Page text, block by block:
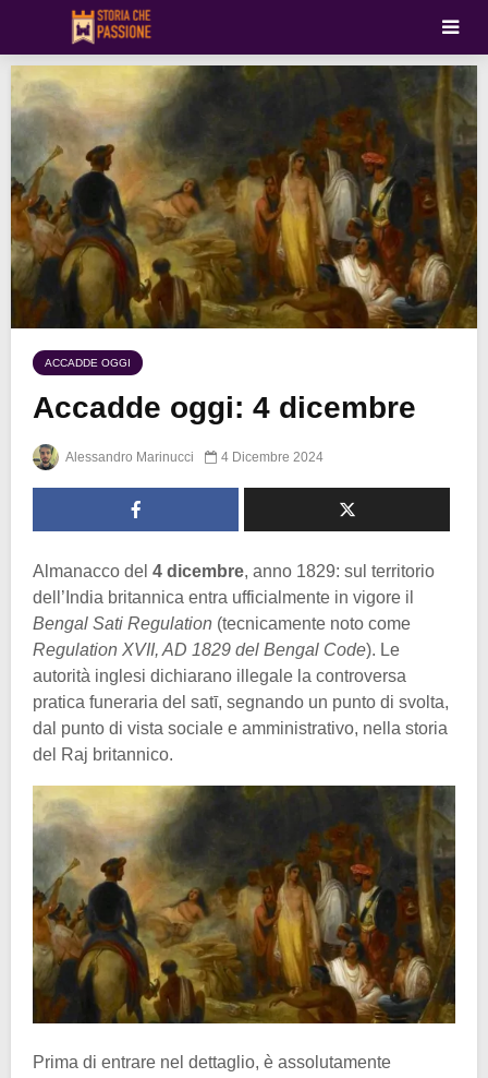
ACCADDE OGGI
Accadde oggi: 4 dicembre
Alessandro Marinucci 4 Dicembre 2024
Almanacco del 4 dicembre, anno 1829: sul territorio
dell’India britannica entra ufficialmente in vigore il
Bengal Sati Regulation (tecnicamente noto come
Regulation XVII, AD 1829 del Bengal Code). Le
autorità inglesi dichiarano illegale la controversa
pratica funeraria del satī, segnando un punto di svolta,
dal punto di vista sociale e amministrativo, nella storia
del Raj britannico.
Prima di entrare nel dettaglio, è assolutamente